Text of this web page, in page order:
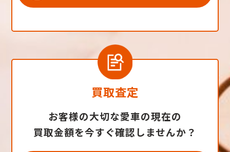
買取査定
お客様の大切な愛車の現在の
買取金額を今すぐ確認しませんか？